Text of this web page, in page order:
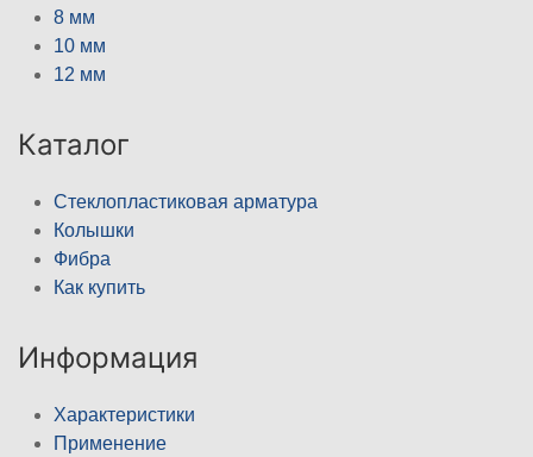
8 мм
10 мм
12 мм
Каталог
Стеклопластиковая арматура
Колышки
Фибра
Как купить
Информация
Характеристики
Применение